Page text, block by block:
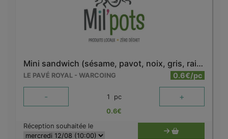
Mini sandwich (sésame, pavot, noix, gris, raisins...)
LE PAVÉ ROYAL - WARCOING 0.6€/pc
- 1 pc +
0.6€
Réception souhaitée le